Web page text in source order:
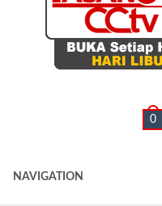
0
NAVIGATION